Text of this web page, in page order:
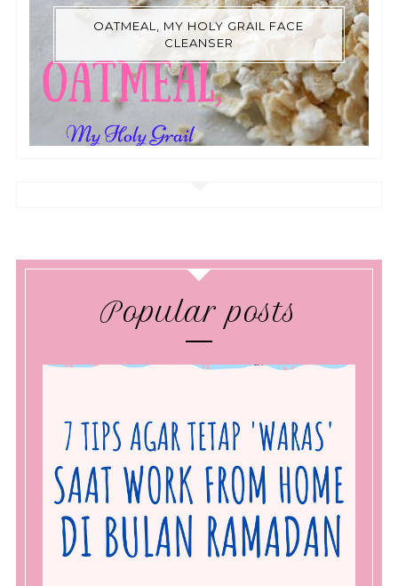
OATMEAL, MY HOLY GRAIL FACE
CLEANSER
Popular posts